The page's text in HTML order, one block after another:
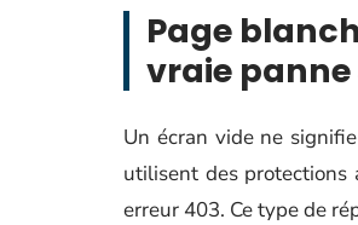
Page
vraie panne
Un écran vide ne
utilisent des
erreur 403. Ce type de